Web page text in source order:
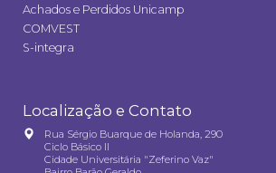
Achados e Perdidos Unicamp
COMVEST
S-integra
Localização e Contato
Rua Sérgio Buarque de Holanda, 290
Ciclo Básico II
Cidade Universitária "Zeferino Vaz"